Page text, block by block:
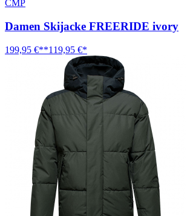
CMP
Damen Skijacke FREERIDE ivory
199,95 €**119,95 €*